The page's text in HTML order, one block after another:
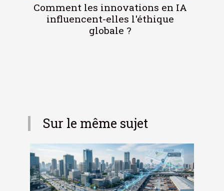
Comment les innovations en IA
influencent-elles l'éthique
globale ?
Sur le même sujet